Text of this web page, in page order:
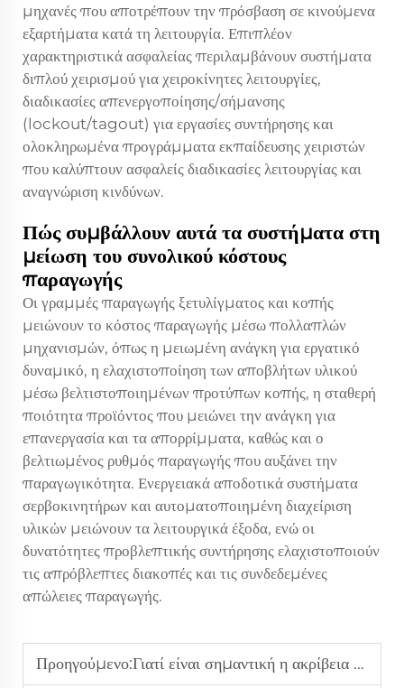
μηχανές που αποτρέπουν την πρόσβαση σε κινούμενα
εξαρτήματα κατά τη λειτουργία. Επιπλέον
χαρακτηριστικά ασφαλείας περιλαμβάνουν συστήματα
διπλού χειρισμού για χειροκίνητες λειτουργίες,
διαδικασίες απενεργοποίησης/σήμανσης
(lockout/tagout) για εργασίες συντήρησης και
ολοκληρωμένα προγράμματα εκπαίδευσης χειριστών
που καλύπτουν ασφαλείς διαδικασίες λειτουργίας και
αναγνώριση κινδύνων.
Πώς συμβάλλουν αυτά τα συστήματα στη
μείωση του συνολικού κόστους
παραγωγής
Οι γραμμές παραγωγής ξετυλίγματος και κοπής
μειώνουν το κόστος παραγωγής μέσω πολλαπλών
μηχανισμών, όπως η μειωμένη ανάγκη για εργατικό
δυναμικό, η ελαχιστοποίηση των αποβλήτων υλικού
μέσω βελτιστοποιημένων προτύπων κοπής, η σταθερή
ποιότητα προϊόντος που μειώνει την ανάγκη για
επανεργασία και τα απορρίμματα, καθώς και ο
βελτιωμένος ρυθμός παραγωγής που αυξάνει την
παραγωγικότητα. Ενεργειακά αποδοτικά συστήματα
σερβοκινητήρων και αυτοματοποιημένη διαχείριση
υλικών μειώνουν τα λειτουργικά έξοδα, ενώ οι
δυνατότητες προβλεπτικής συντήρησης ελαχιστοποιούν
τις απρόβλεπτες διακοπές και τις συνδεδεμένες
απώλειες παραγωγής.
Προηγούμενο:Γιατί είναι σημαντική η ακρίβεια σε ένα προσαρμοσμένο τροφοδότη με ζιγκ-ζακ;